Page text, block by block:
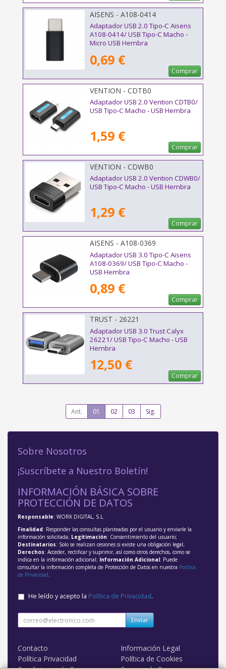
AISENS - A108-0414
Adaptador USB 2.0 Tipo-C Aisens
A108-0414/ USB Tipo-C Macho -
Micro USB Hembra
0,69 €
Comprar
VENTION - CDTB0
Adaptador USB 2.0 Vention CDTB0/
USB Tipo-C Macho - USB Hembra
1,59 €
Comprar
VENTION - CDWB0
Adaptador USB 2.0 Vention CDWB0/
USB Tipo-C Macho - USB Hembra
1,29 €
Comprar
AISENS - A108-0369
Adaptador USB 3.0 Tipo-C Aisens
A108-0369/ USB Tipo-C Macho -
USB Hembra
0,89 €
Comprar
TRUST - 26221
Adaptador USB 3.0 Trust Calyx
26221/ USB Tipo-C Macho - USB
Hembra
12,50 €
Comprar
Ant. 01 02 03 Sig.
Sobre Nosotros
¡Suscríbete a Nuestro Boletín!
INFORMACIÓN BÁSICA SOBRE
PROTECCIÓN DE DATOS
Responsable: WORK DIGITAL, S.L.
Finalidad: Responder las consultas planteadas por el usuario y enviarle la
información solicitada; Legitimación: Consentimiento del usuario;
Destinatarios: Solo se realizan cesiones si existe una obligación legal;
Derechos: Acceder, rectificar y suprimir, así como otros derechos, como se
indica en la información adicional; Información Adicional: Puede
consultar la información completa de Protección de Datos en nuestra Política
de Privacidad.
He leído y acepto la Política de Privacidad.
Enviar
Contacto
Información Legal
Política Privacidad
Política de Cookies